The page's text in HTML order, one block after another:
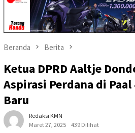
Beranda Berita
Ketua DPRD Aaltje
Aspirasi Perdana di
Baru
Redaksi KMN
Maret 27, 2025
439 Dilihat